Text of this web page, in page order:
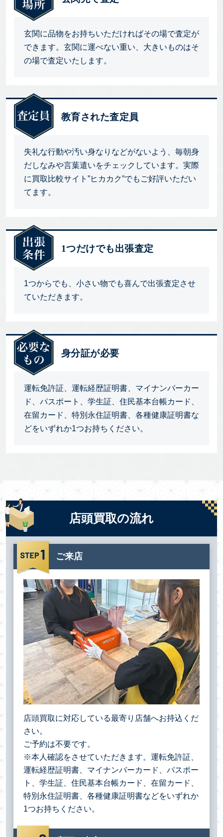
玄関に品物をお持ちいただければその場で査定が
できます。玄関に運べない重い、大きいものはそ
の場で査定いたします。
教育された査定員
失礼な行動や汚い身なりなどがないよう、毎朝身
だしなみや言葉遣いをチェックしています。実際
に買取比較サイト”ヒカカク”でもご好評いただい
てます。
1つだけでも出張査定
1つからでも、小さい物でも喜んで出張査定させ
ていただきます。
身分証が必要
運転免許証、運転経歴証明書、マイナンバーカー
ド、パスポート、学生証、住民基本台帳カード、
在留カード、特別永住証明書、各種健康証明書な
どをいずれか1つお持ちください。
店頭買取の流れ
ご来店
店頭買取に対応している最寄り店舗へお持込くだ
さい。
ご予約は不要です。
※本人確認をさせていただきます。運転免許証、
運転経歴証明書、マイナンバーカード、パスポー
ト、学生証、住民基本台帳カード、在留カード、
特別永住証明書、各種健康証明書などをいずれか
1つお持ちください。